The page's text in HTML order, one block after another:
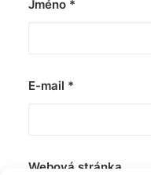
Jméno *
E-mail *
Webová stránka